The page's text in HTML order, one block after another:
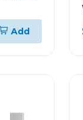
Add